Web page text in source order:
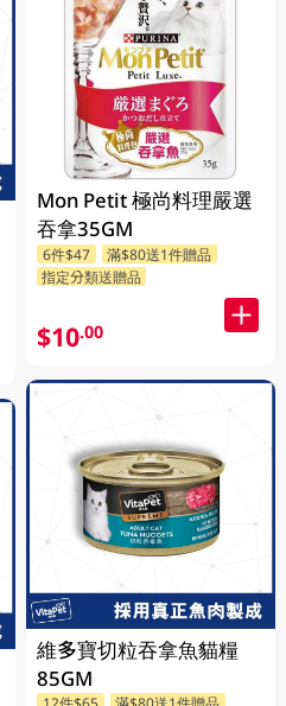
Mon Petit 極尚料理嚴選
吞拿35GM
6件$47
滿$80送1件贈品
指定分類送贈品
$10.00
維多寶切粒吞拿魚貓糧
85GM
12件$65
滿$80送1件贈品